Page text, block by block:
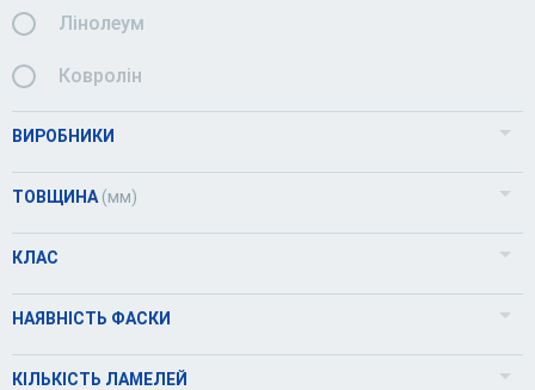
Лінолеум
Ковролін
ВИРОБНИКИ
KRONOPOL
CLASSEN
ТОВЩИНА (мм)
КЛАС
32
НАЯВНІСТЬ ФАСКИ
Так
КІЛЬКІСТЬ ЛАМЕЛЕЙ